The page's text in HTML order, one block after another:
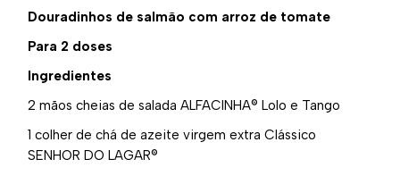
Douradinhos de salmão com arroz de tomate
Para 2 doses
Ingredientes
2 mãos cheias de salada ALFACINHA® Lolo e Tango
1 colher de chá de azeite virgem extra Clássico
SENHOR DO LAGAR®